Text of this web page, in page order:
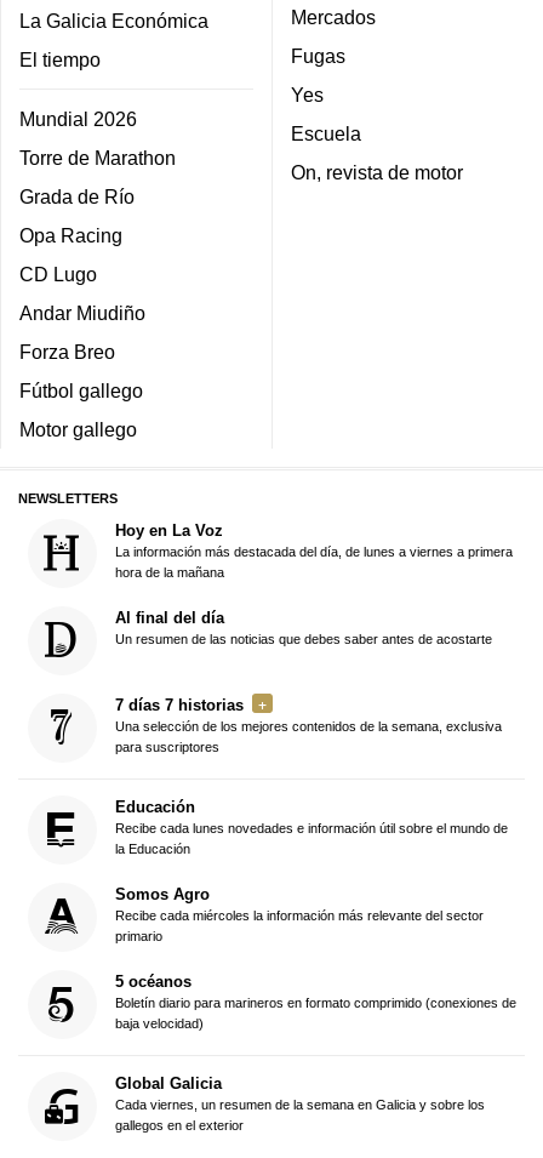
La Galicia Económica
El tiempo
Mundial 2026
Torre de Marathon
Grada de Río
Opa Racing
CD Lugo
Andar Miudiño
Forza Breo
Fútbol gallego
Motor gallego
Mercados
Fugas
Yes
Escuela
On, revista de motor
NEWSLETTERS
Hoy en La Voz
La información más destacada del día, de lunes a viernes a primera
hora de la mañana
Al final del día
Un resumen de las noticias que debes saber antes de acostarte
7 días 7 historias
Una selección de los mejores contenidos de la semana, exclusiva
para suscriptores
Educación
Recibe cada lunes novedades e información útil sobre el mundo de
la Educación
Somos Agro
Recibe cada miércoles la información más relevante del sector
primario
5 océanos
Boletín diario para marineros en formato comprimido (conexiones de
baja velocidad)
Global Galicia
Cada viernes, un resumen de la semana en Galicia y sobre los
gallegos en el exterior